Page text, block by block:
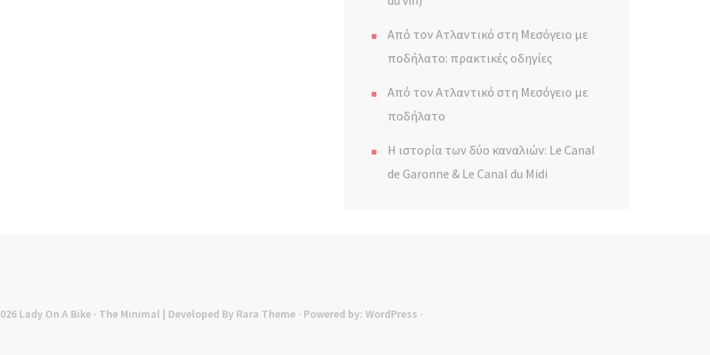
Από τον Ατλαντικό στη Μεσόγειο με
ποδήλατο: πρακτικές οδηγίες
Από τον Ατλαντικό στη Μεσόγειο με
ποδήλατο
Η ιστορία των δύο καναλιών: Le Canal
de Garonne & Le Canal du Midi
Lady On A Bike · The Minimal | Developed By Rara Theme · Powered by: WordPress ·